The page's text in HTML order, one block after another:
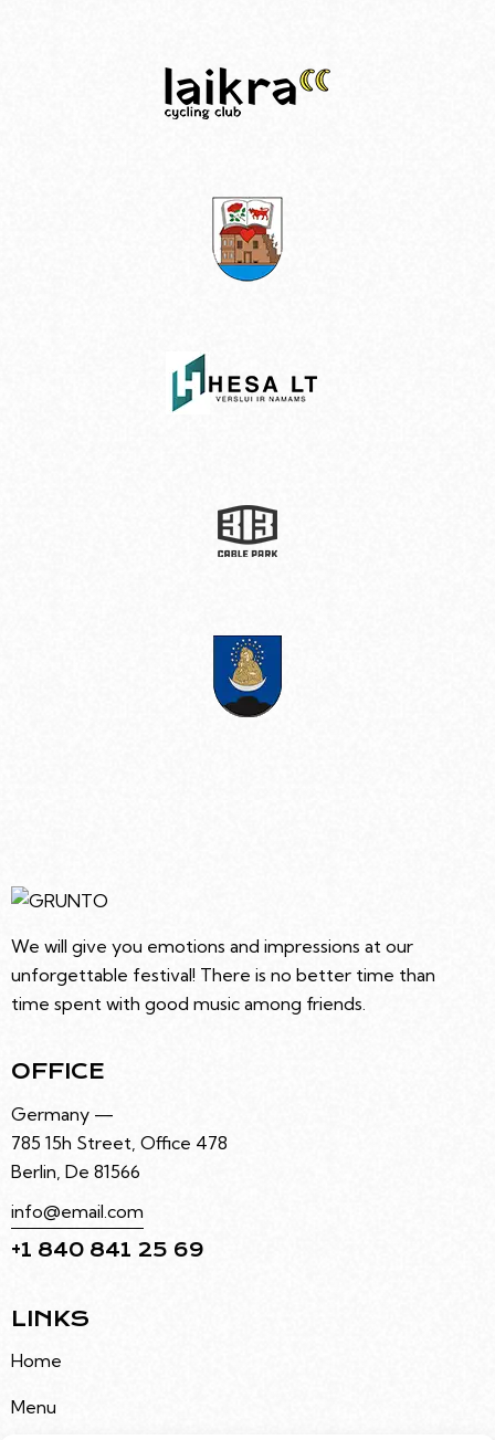
We will give you emotions and impressions at our
unforgettable festival! There is no better time than
time spent with good music among friends.
OFFICE
Germany —
785 15h Street, Office 478
Berlin, De 81566
info@email.com
+1 840 841 25 69
LINKS
Home
Menu